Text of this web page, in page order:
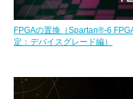
FPGAの置換（Spartan®-6
定：デバイスグレード編）